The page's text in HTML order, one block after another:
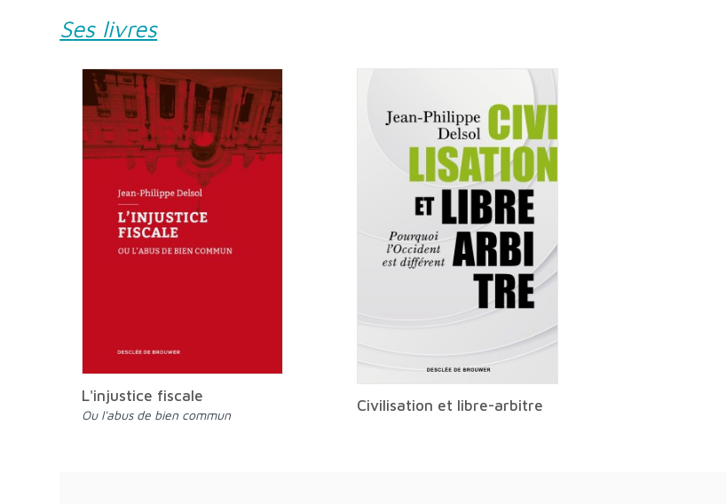
Ses livres
L'injustice fiscale
ou l'abus de bien commun
Civilisation et libre-arbitre